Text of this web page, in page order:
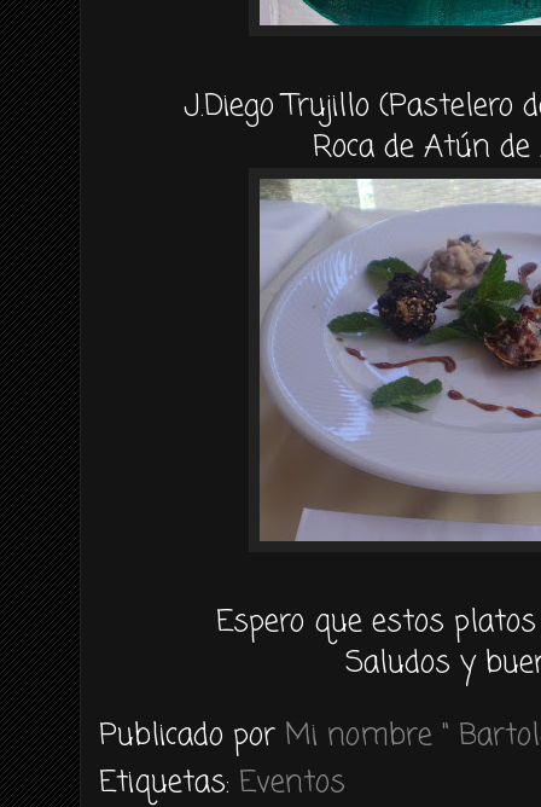
J.Diego Trujillo (Pastelero
Roca de Atún
Espero que estos
Saludos y
Publicado por Mi nombre "
Etiquetas: Eventos